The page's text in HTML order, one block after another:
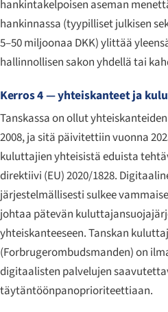
hankintakelpoisen aseman
hankinnassa (tyypilliset julkisen
5–50 miljoonaa DKK) ylittää
hallinnollisen sakon yhdellä tai
Kerros 4 — yhteiskanteet ja
Tanskassa on ollut
2008, ja sitä päivitettiin vuonna
kuluttajien yhteisistä eduista
direktiivi (EU) 2020/1828.
järjestelmällisesti sulkee
johtaa pätevän
yhteiskanteeseen. Tanskan
(Forbrugerombudsmanden) on
digitaalisten palvelujen
täytäntöönpanoprioriteettiaan.